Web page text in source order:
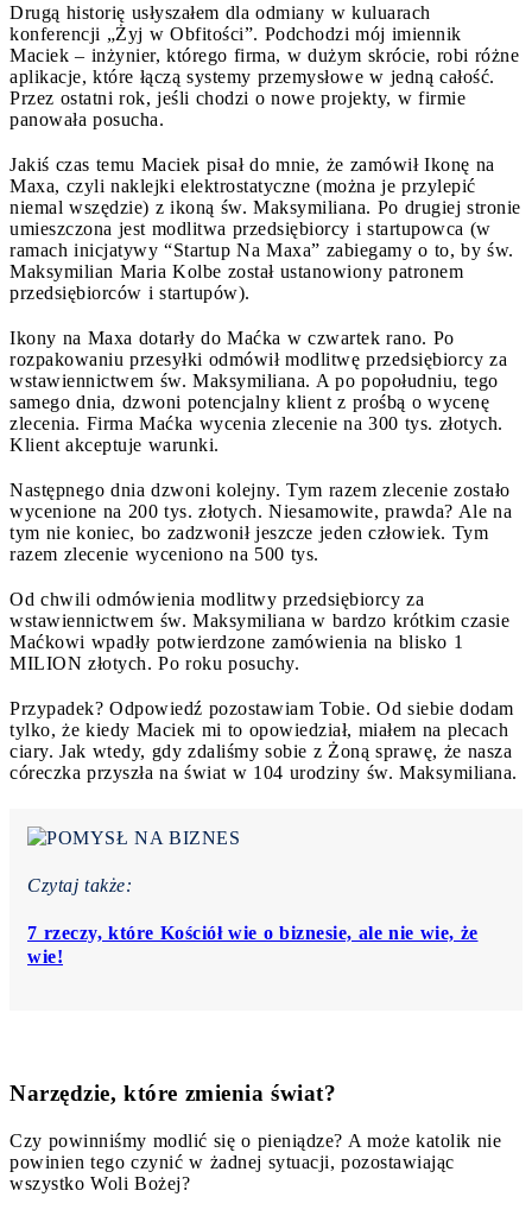
Drugą historię usłyszałem dla odmiany w kuluarach
konferencji „Żyj w Obfitościˮ. Podchodzi mój imiennik
Maciek – inżynier, którego firma, w dużym skrócie, robi różne
aplikacje, które łączą systemy przemysłowe w jedną całość.
Przez ostatni rok, jeśli chodzi o nowe projekty, w firmie
panowała posucha.
Jakiś czas temu Maciek pisał do mnie, że zamówił Ikonę na
Maxa, czyli naklejki elektrostatyczne (można je przylepić
niemal wszędzie) z ikoną św. Maksymiliana. Po drugiej stronie
umieszczona jest modlitwa przedsiębiorcy i startupowca (w
ramach inicjatywy “Startup Na Maxa” zabiegamy o to, by św.
Maksymilian Maria Kolbe został ustanowiony patronem
przedsiębiorców i startupów).
Ikony na Maxa dotarły do Maćka w czwartek rano. Po
rozpakowaniu przesyłki odmówił modlitwę przedsiębiorcy za
wstawiennictwem św. Maksymiliana. A po popołudniu, tego
samego dnia, dzwoni potencjalny klient z prośbą o wycenę
zlecenia. Firma Maćka wycenia zlecenie na 300 tys. złotych.
Klient akceptuje warunki.
Następnego dnia dzwoni kolejny. Tym razem zlecenie zostało
wycenione na 200 tys. złotych. Niesamowite, prawda? Ale na
tym nie koniec, bo zadzwonił jeszcze jeden człowiek. Tym
razem zlecenie wyceniono na 500 tys.
Od chwili odmówienia modlitwy przedsiębiorcy za
wstawiennictwem św. Maksymiliana w bardzo krótkim czasie
Maćkowi wpadły potwierdzone zamówienia na blisko 1
MILION złotych. Po roku posuchy.
Przypadek? Odpowiedź pozostawiam Tobie. Od siebie dodam
tylko, że kiedy Maciek mi to opowiedział, miałem na plecach
ciary. Jak wtedy, gdy zdaliśmy sobie z Żoną sprawę, że nasza
córeczka przyszła na świat w 104 urodziny św. Maksymiliana.
Czytaj także:
7 rzeczy, które Kościół wie o biznesie, ale nie wie, że
wie!
Narzędzie, które zmienia świat?
Czy powinniśmy modlić się o pieniądze? A może katolik nie
powinien tego czynić w żadnej sytuacji, pozostawiając
wszystko Woli Bożej?